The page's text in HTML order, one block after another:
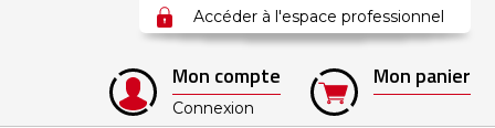
Accéder à l'espace professionnel
Mon compte
Connexion
Mon panier